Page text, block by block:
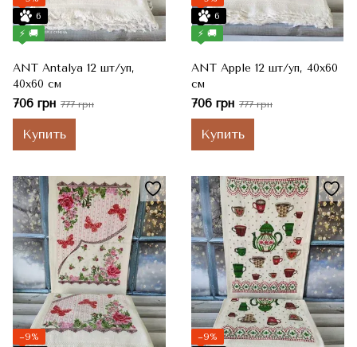
6
⚡ 🚚
ANT Antalya 12 шт/уп,
40x60 см
706 грн 777 грн
Купить
6
⚡ 🚚
ANT Apple 12 шт/уп, 40x60
см
706 грн 777 грн
Купить
−9%
−9%